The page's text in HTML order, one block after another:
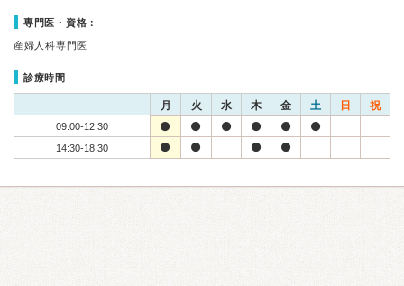
専門医・資格：
産婦人科専門医
診療時間
月 火 水 木 金 土 日 祝
09:00-12:30
14:30-18:30